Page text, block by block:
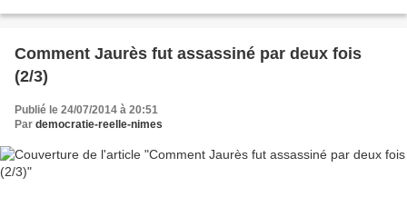
Comment Jaurès fut assassiné par deux fois
(2/3)
Publié le 24/07/2014 à 20:51
Par democratie-reelle-nimes